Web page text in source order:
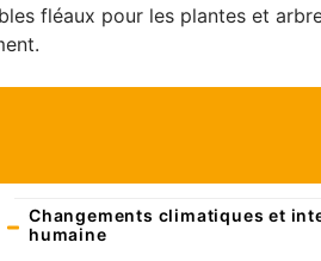
fléaux pour les plantes et
Changements climatiques et
humaine